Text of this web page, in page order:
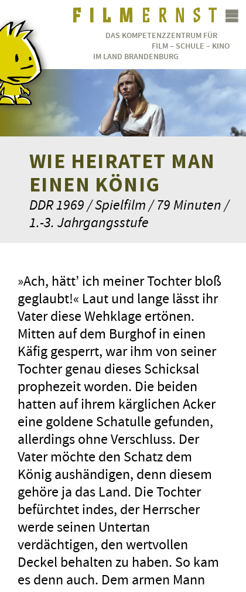
DAS KOMPETENZZENTRUM FÜR
FILM – SCHULE – KINO
IM LAND BRANDENBURG
WIE HEIRATET MAN
EINEN KÖNIG
DDR 1969 / Spielfilm / 79 Minuten /
1.-3. Jahrgangsstufe
»Ach, hätt’ ich meiner Tochter bloß
geglaubt!« Laut und lange lässt ihr
Vater diese Wehklage ertönen.
Mitten auf dem Burghof in einen
Käfig gesperrt, war ihm von seiner
Tochter genau dieses Schicksal
prophezeit worden. Die beiden
hatten auf ihrem kärglichen Acker
eine goldene Schatulle gefunden,
allerdings ohne Verschluss. Der
Vater möchte den Schatz dem
König aushändigen, denn diesem
gehöre ja das Land. Die Tochter
befürchtet indes, der Herrscher
werde seinen Untertan
verdächtigen, den wertvollen
Deckel behalten zu haben. So kam
es denn auch. Dem armen Mann